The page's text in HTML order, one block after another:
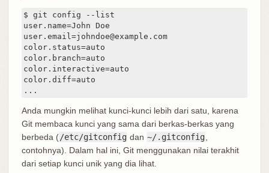
$ git config --list
user.name=John Doe
user.email=johndoe@example.com
color.status=auto
color.branch=auto
color.interactive=auto
color.diff=auto
...
Anda mungkin melihat kunci-kunci lebih dari satu, karena
Git membaca kunci yang sama dari berkas-berkas yang
berbeda ( /etc/gitconfig dan ~/.gitconfig
contohnya). Dalam hal ini, Git menggunakan nilai terakhit
dari setiap kunci unik yang dia lihat.